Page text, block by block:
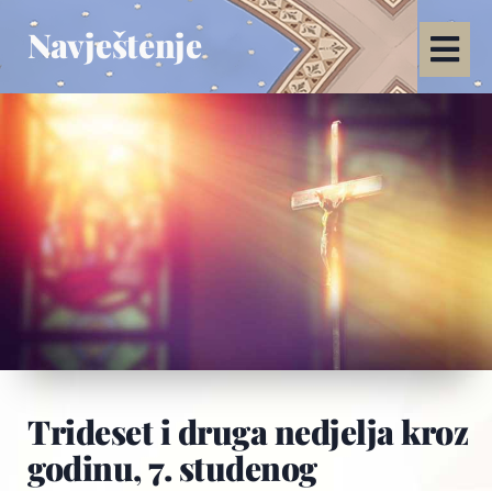
Navještenje
Trideset i druga nedjelja kroz
godinu, 7. studenog